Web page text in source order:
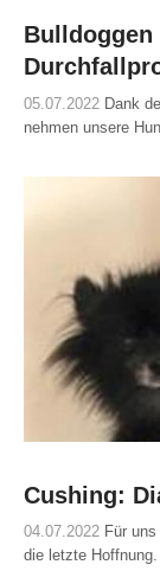
Bulldoggen
05.07.2022 Dank
nehmen unsere
Cushing:
04.07.2022 Für
die letzte Hoffnung.